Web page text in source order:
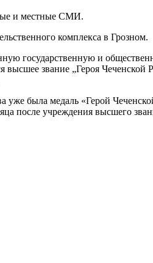
и местные СМИ.
комплекса в Грозном.
государственную и
звание „Героя Чеченской
уже была медаль «Герой
после учреждения высшего